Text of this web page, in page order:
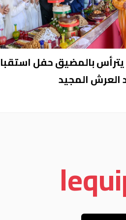
يترأس بالمضيق حفل
العرش المجيد
le